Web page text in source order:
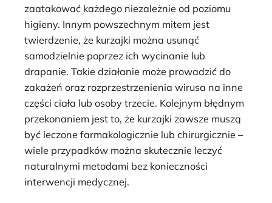
zaatakować każdego niezależnie od poziomu
higieny. Innym powszechnym mitem jest
twierdzenie, że kurzajki można usunąć
samodzielnie poprzez ich wycinanie lub
drapanie. Takie działanie może prowadzić do
zakażeń oraz rozprzestrzenienia wirusa na inne
części ciała lub osoby trzecie. Kolejnym błędnym
przekonaniem jest to, że kurzajki zawsze muszą
być leczone farmakologicznie lub chirurgicznie –
wiele przypadków można skutecznie leczyć
naturalnymi metodami bez konieczności
interwencji medycznej.